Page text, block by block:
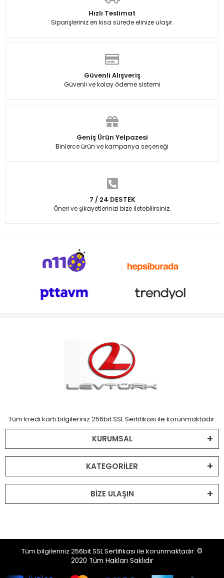
Hızlı Teslimat
Siparişleriniz en kısa sürede elinize ulaşır.
Güvenli Alışveriş
Güvenli ve kolay ödeme sistemi
Geniş Ürün Yelpazesi
Binlerce ürün ve kampanya seçeneği
7 / 24 DESTEK
Öneri ve şikayetlerinizi bize iletebilirsiniz.
Tüm kredi kartı bilgileriniz 256bit SSL Sertifikası ile korunmaktadır.
KURUMSAL
KATEGORİLER
BİZE ULAŞIN
Tüm bilgileriniz 256bit SSL Sertifikası ile korunmaktadır. ©
2020 Tüm Hakları Saklıdır